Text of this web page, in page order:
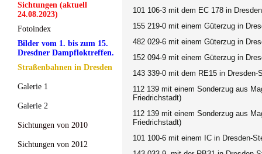
Sichtungen (aktuell
24.08.2023)
Fotoindex
Bilder vom 1. bis zum 15.
Dresdner Dampfloktreffen.
Straßenbahnen in Dresden
Galerie 1
Galerie 2
Sichtungen von 2010
Sichtungen von 2012
101 106-3 mit dem EC 178 in
155 219-0 mit einem Güterzug in
482 029-6 mit einem Güterzug in
152 094-9 mit einem Güterzug in
143 339-0 mit dem RE15 in Dresden-
112 139 mit einem Sonderzug aus
Friedrichstadt)
112 139 mit einem Sonderzug aus
Friedrichstadt)
101 100-6 mit einem IC in Dresden-